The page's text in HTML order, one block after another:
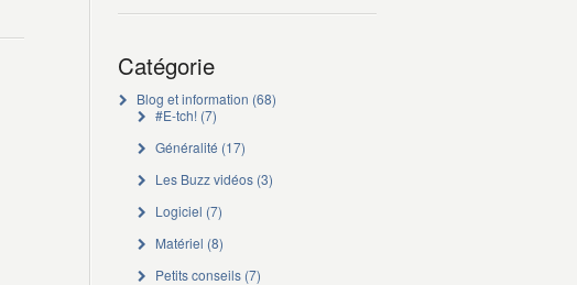
Catégorie
Blog et information (68)
#E-tch!(7)
Généralité (17)
Les Buzz vidéos(3)
Logiciel (7)
Matériel (8)
Petits conseils(7)